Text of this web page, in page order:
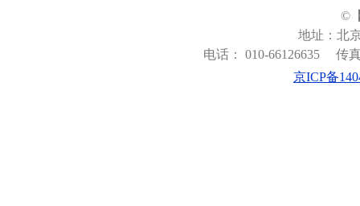
©
地址：北
电话： 010-66126635
传
京ICP备